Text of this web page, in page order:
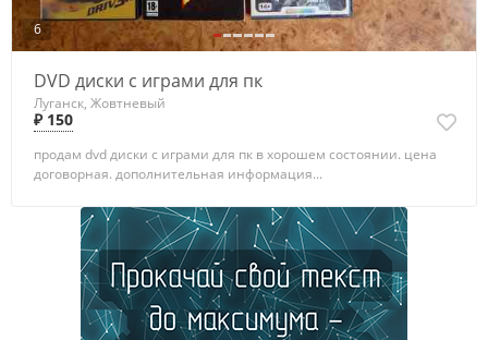
6
DVD диски с играми для пк
Луганск, Жовтневый
₽ 150
продам dvd диски с играми для пк в хорошем состоянии. цена
договорная. дополнительная информация...